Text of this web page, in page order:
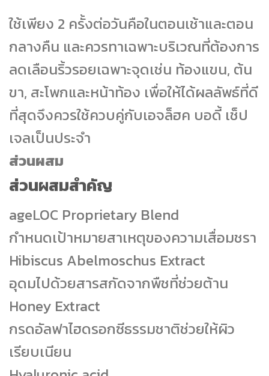
ใช้เพียง 2 ครั้งต่อวันคือในตอนเช้าและตอน
กลางคืน และควรทาเฉพาะบริเวณที่ต้องการ
ลดเลือนริ้วรอยเฉพาะจุดเช่น ท้องแขน, ต้น
ขา, สะโพกและหน้าท้อง เพื่อให้ได้ผลลัพธ์ที่ดี
ที่สุดจึงควรใช้ควบคู่กับเอจล็ฮค บอดี้ เช็ป
เจลเป็นประจำ
ส่วนผสม
ส่วนผสมสำคัญ
ageLOC Proprietary Blend
กำหนดเป้าหมายสาเหตุของความเสื่อมชรา
Hibiscus Abelmoschus Extract
อุดมไปด้วยสารสกัดจากพืชที่ช่วยต้าน
Honey Extract
กรดอัลฟาไฮดรอกซีธรรมชาติช่วยให้ผิว
เรียบเนียน